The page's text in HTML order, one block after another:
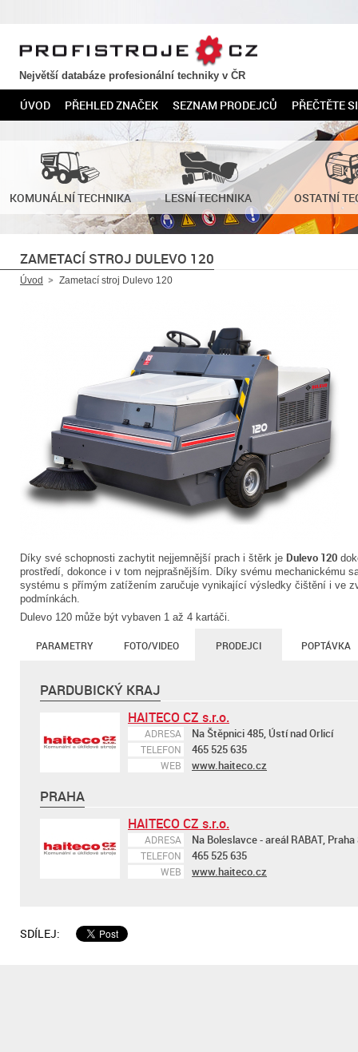
PROFISTROJE.CZ
Největší databáze profesionální techniky v ČR
ÚVOD PŘEHLED ZNAČEK SEZNAM PRODEJCŮ PŘEČTĚTE SI
KOMUNÁLNÍ TECHNIKA LESNÍ TECHNIKA OSTATNÍ
ZAMETACÍ STROJ DULEVO 120
Úvod Zametací stroj Dulevo 120
Díky své schopnosti zachytit nejjemnější prach i štěrk je Dulevo 120
prostředí, dokonce i v tom nejprašnějším. Díky svému mechanickému
systému s přímým zatížením zaručuje vynikající výsledky čištění i ve
podmínkách.
Dulevo 120 může být vybaven 1 až 4 kartáči.
PARAMETRY FOTO/VIDEO PRODEJCI POPTÁVKA
PARDUBICKÝ KRAJ
HAITECO CZ s.r.o.
ADRESA Na Štěpnici 485, Ústí nad Orlicí
TELEFON 465 525 635
WEB www.haiteco.cz
PRAHA
HAITECO CZ s.r.o.
ADRESA Na Boleslavce - areál RABAT,
TELEFON 465 525 635
WEB www.haiteco.cz
SDÍLEJ: